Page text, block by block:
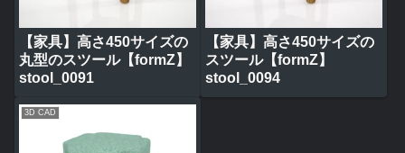
【家具】高さ450サイズの
丸型のスツール【formZ】
stool_0091
【家具】高さ450サイズの
スツール【formZ】
stool_0094
3D CAD